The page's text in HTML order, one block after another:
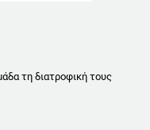
τη διατροφική τους